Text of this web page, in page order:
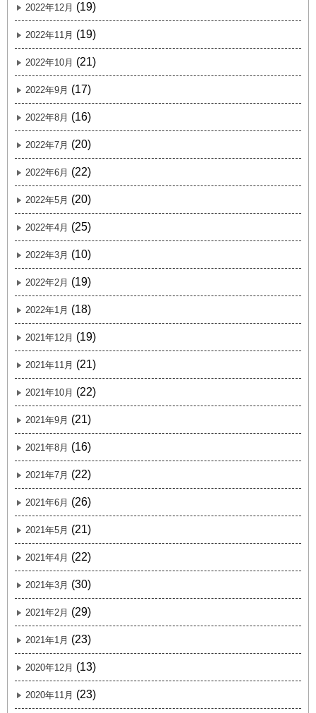
2022年12月 (19)
2022年11月 (19)
2022年10月 (21)
2022年9月 (17)
2022年8月 (16)
2022年7月 (20)
2022年6月 (22)
2022年5月 (20)
2022年4月 (25)
2022年3月 (10)
2022年2月 (19)
2022年1月 (18)
2021年12月 (19)
2021年11月 (21)
2021年10月 (22)
2021年9月 (21)
2021年8月 (16)
2021年7月 (22)
2021年6月 (26)
2021年5月 (21)
2021年4月 (22)
2021年3月 (30)
2021年2月 (29)
2021年1月 (23)
2020年12月 (13)
2020年11月 (23)